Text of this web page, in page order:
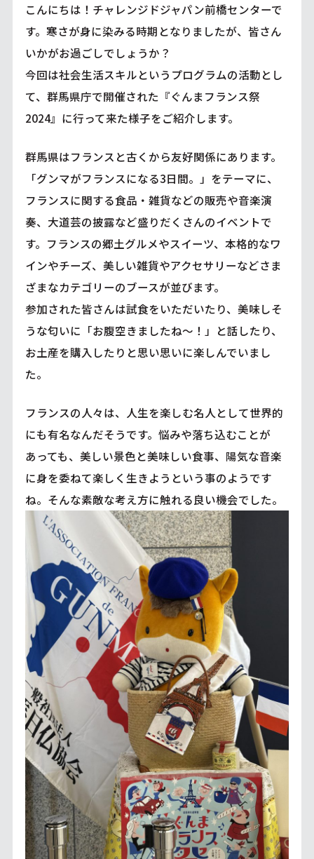
こんにちは！チャレンジドジャパン前橋センターで
す。寒さが身に染みる時期となりましたが、皆さん
いかがお過ごしでしょうか？
今回は社会生活スキルというプログラムの活動とし
て、群馬県庁で開催された『ぐんまフランス祭
2024』に行って来た様子をご紹介します。
群馬県はフランスと古くから友好関係にあります。
「グンマがフランスになる3日間。」をテーマに、
フランスに関する食品・雑貨などの販売や音楽演
奏、大道芸の披露など盛りだくさんのイベントで
す。フランスの郷土グルメやスイーツ、本格的なワ
インやチーズ、美しい雑貨やアクセサリーなどさま
ざまなカテゴリーのブースが並びます。
参加された皆さんは試食をいただいたり、美味しそ
うな匂いに「お腹空きましたね～！」と話したり、
お土産を購入したりと思い思いに楽しんでいまし
た。
フランスの人々は、人生を楽しむ名人として世界的
にも有名なんだそうです。悩みや落ち込むことが
あっても、美しい景色と美味しい食事、陽気な音楽
に身を委ねて楽しく生きようという事のようです
ね。そんな素敵な考え方に触れる良い機会でした。